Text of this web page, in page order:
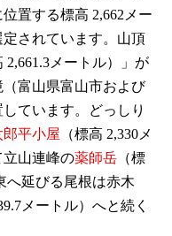
置する標高 2,662メー
定されています。山頂
メートル）」が
富山県富山市および
ています。どっしり
郎平小屋 （標高 2,330メ
山連峰の薬師岳 （標
へ延びる尾根は赤木
メートル）へと続く